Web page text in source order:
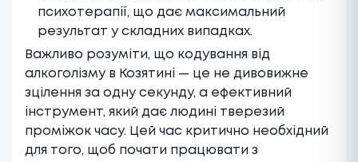
психотерапії, що дає максимальний
результат у складних випадках.
Важливо розуміти, що кодування від
алкоголізму в Козятині — це не дивовижне
зцілення за одну секунду, а ефективний
інструмент, який дає людині тверезий
проміжок часу. Цей час критично необхідний
для того, щоб почати працювати з